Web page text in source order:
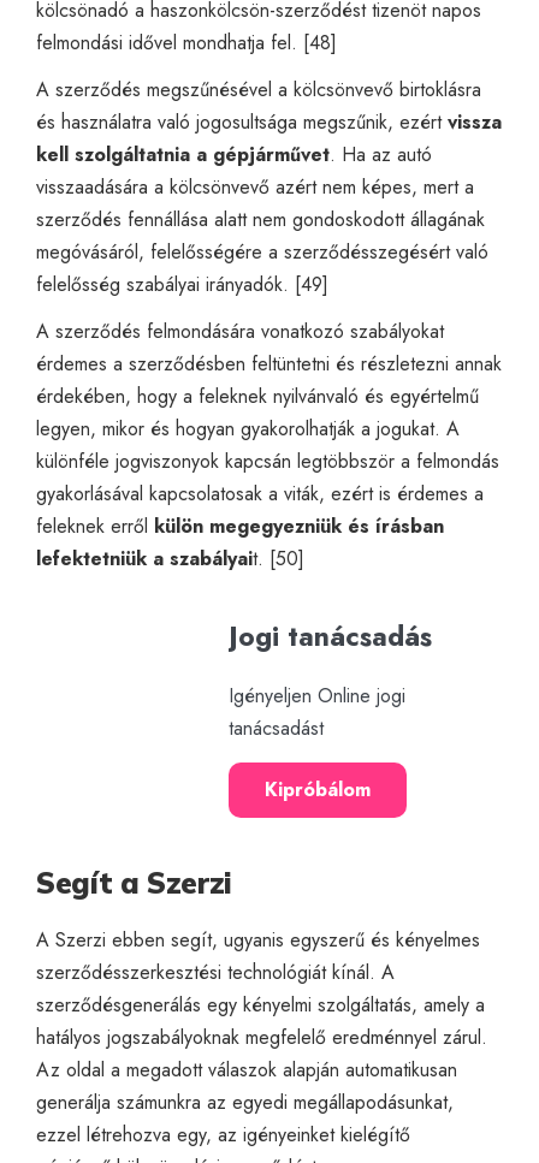
kölcsönadó a haszonkölcsön-szerződést tizenöt napos
felmondási idővel mondhatja fel. [48]
A szerződés megszűnésével a kölcsönvevő birtoklásra
és használatra való jogosultsága megszűnik, ezértvissza
kell szolgáltatnia a gépjárművet. Ha az autó
visszaadására a kölcsönvevő azért nem képes, mert a
szerződés fennállása alatt nem gondoskodott állagának
megóvásáról, felelősségére a szerződésszegésért való
felelősség szabályai irányadók. [49]
A szerződés felmondására vonatkozó szabályokat
érdemes a szerződésben feltüntetni és részletezni annak
érdekében, hogy a feleknek nyilvánvaló és egyértelmű
legyen, mikor és hogyan gyakorolhatják a jogukat. A
különféle jogviszonyok kapcsán legtöbbször a felmondás
gyakorlásával kapcsolatosak a viták, ezért is érdemes a
feleknek erről külön megegyezniük és írásban
lefektetniük a szabályait. [50]
Jogi tanácsadás
Igényeljen Online jogi
tanácsadást
Kipróbálom
Segít a Szerzi
A Szerzi ebben segít, ugyanis egyszerű és kényelmes
szerződésszerkesztési technológiát kínál. A
szerződésgenerálás egy kényelmi szolgáltatás, amely a
hatályos jogszabályoknak megfelelő eredménnyel zárul.
Az oldal a megadott válaszok alapján automatikusan
generálja számunkra az egyedi megállapodásunkat,
ezzel létrehozva egy, az igényeinket kielégítő